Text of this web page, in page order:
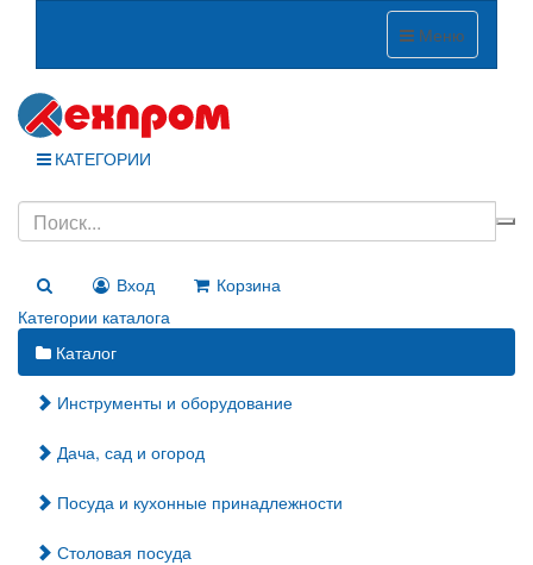
Меню
КАТЕГОРИИ
Вход
Корзина
Категории каталога
Каталог
Инструменты и оборудование
Дача, сад и огород
Посуда и кухонные принадлежности
Столовая посуда